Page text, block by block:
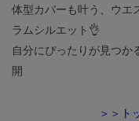
体型カバーも叶う、ウエ
ラムシルエット👌
自分にぴったりが見つか
開
＞＞ト